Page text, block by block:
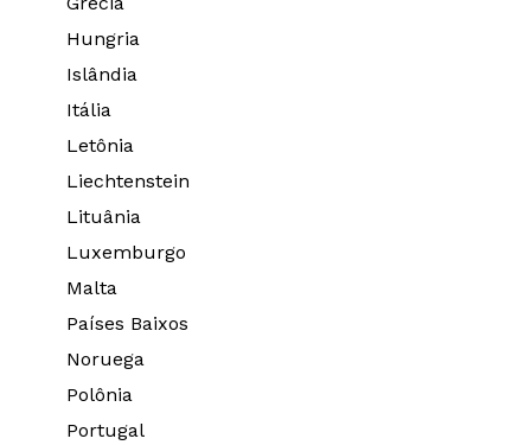
Hungria
Islândia
Itália
Letônia
Liechtenstein
Lituânia
Luxemburgo
Malta
Países Baixos
Noruega
Polônia
Portugal